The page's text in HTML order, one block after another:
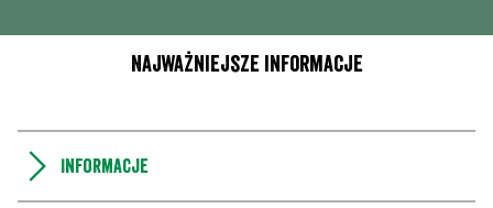
Najważniejsze informacje
Informacje